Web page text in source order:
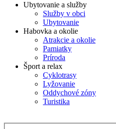
Ubytovanie a služby
Služby v obci
Ubytovanie
Habovka a okolie
Atrakcie a okolie
Pamiatky
Príroda
Šport a relax
Cyklotrasy
Lyžovanie
Oddychové zóny
Turistika